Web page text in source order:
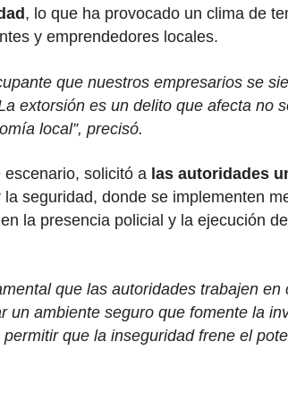
, lo que ha provocado un clima de
y emprendedores locales.
que nuestros empresarios se
extorsión es un delito que afecta no
local”, precisó.
escenario, solicitó a las autoridades
la seguridad, donde se implementen
la presencia policial y la ejecución
que las autoridades trabajen
un ambiente seguro que fomente la
que la inseguridad frene el